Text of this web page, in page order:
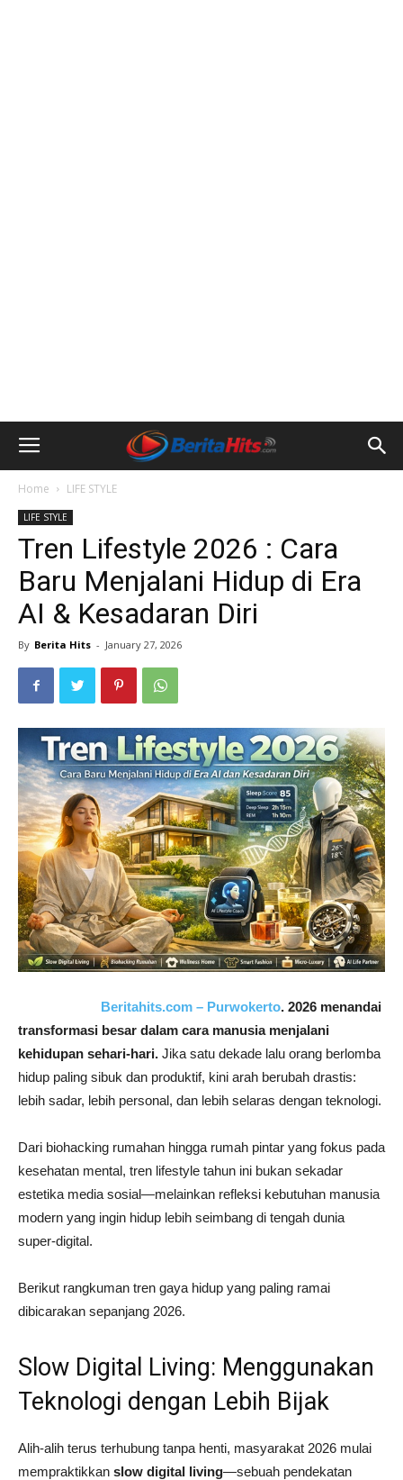
Home LIFE STYLE
LIFE STYLE
Tren Lifestyle 2026 : Cara
Baru Menjalani Hidup di Era
AI & Kesadaran Diri
By Berita Hits - January 27, 2026
Beritahits.com – Purwokerto. 2026 menandai
transformasi besar dalam cara manusia menjalani
kehidupan sehari-hari. Jika satu dekade lalu orang berlomba
hidup paling sibuk dan produktif, kini arah berubah drastis:
lebih sadar, lebih personal, dan lebih selaras dengan teknologi.
Dari biohacking rumahan hingga rumah pintar yang fokus pada
kesehatan mental, tren lifestyle tahun ini bukan sekadar
estetika media sosial—melainkan refleksi kebutuhan manusia
modern yang ingin hidup lebih seimbang di tengah dunia
super-digital.
Berikut rangkuman tren gaya hidup yang paling ramai
dibicarakan sepanjang 2026.
Slow Digital Living: Menggunakan
Teknologi dengan Lebih Bijak
Alih-alih terus terhubung tanpa henti, masyarakat 2026 mulai
mempraktikkan slow digital living—sebuah pendekatan